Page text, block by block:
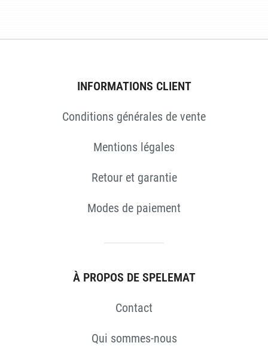
INFORMATIONS CLIENT
Conditions générales de vente
Mentions légales
Retour et garantie
Modes de paiement
À PROPOS DE SPELEMAT
Contact
Qui sommes-nous